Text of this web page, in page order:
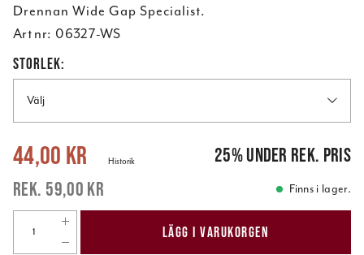
Drennan Wide Gap Specialist.
Art nr: 06327-WS
STORLEK:
Välj
Nuvarande pris: 59,00 kr
44,00 kr
59,00 kr
Historik 25%under rek. pris
Finns i lager.
LÄGG I VARUKORGEN